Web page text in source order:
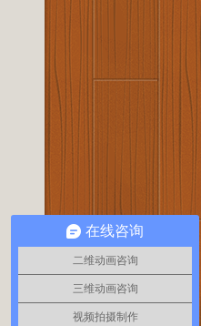
在线咨询
二维动画咨询
三维动画咨询
视频拍摄制作